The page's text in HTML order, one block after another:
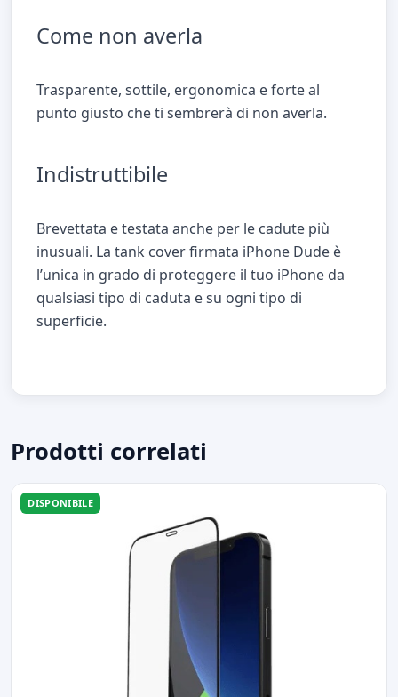
Come non averla
Trasparente, sottile, ergonomica e forte al
punto giusto che ti sembrerà di non averla.
Indistruttibile
Brevettata e testata anche per le cadute più
inusuali. La tank cover firmata iPhone Dude è
l’unica in grado di proteggere il tuo iPhone da
qualsiasi tipo di caduta e su ogni tipo di
superficie.
Prodotti correlati
DISPONIBILE